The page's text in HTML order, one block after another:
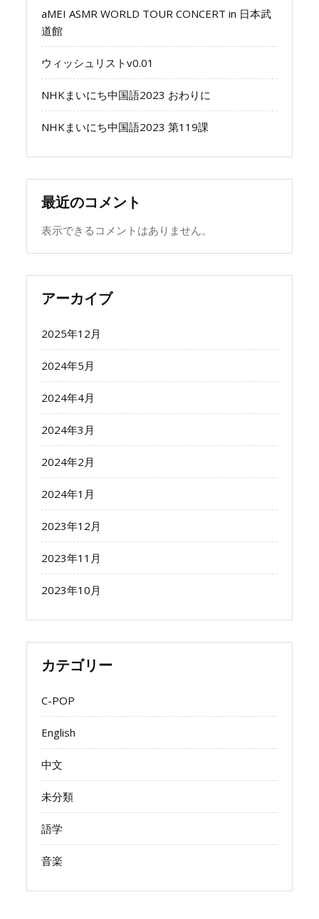
aMEI ASMR WORLD TOUR CONCERT in 日本武
道館
ウィッシュリストv0.01
NHKまいにち中国語2023 おわりに
NHKまいにち中国語2023 第119課
最近のコメント
表示できるコメントはありません。
アーカイブ
2025年12月
2024年5月
2024年4月
2024年3月
2024年2月
2024年1月
2023年12月
2023年11月
2023年10月
カテゴリー
C-POP
English
中文
未分類
語学
音楽